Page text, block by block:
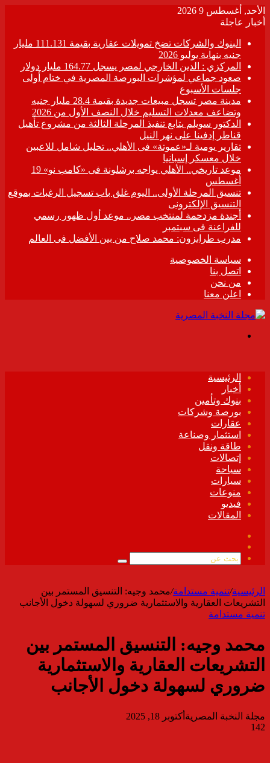
الأحد, أغسطس 9 2026
أخبار عاجلة
البنوك والشركات تضخ تمويلات عقارية بقيمة 111.131 مليار
جنيه بنهاية يوليو 2026
المركزي : الدين الخارجي لمصر يسجل 164.77 مليار دولار
صعود جماعي لمؤشرات البورصة المصرية في ختام أولى
جلسات الأسبوع
مدينة مصر تسجل مبيعات جديدة بقيمة 28.4 مليار جنيه
وتضاعف معدلات التسليم خلال النصف الأول من 2026
الدكتور سويلم يتابع تنفيذ المرحلة الثالثة من مشروع تأهيل
قناطر إدفينا على نهر النيل
تقارير يومية لـ«عموتة» فى الأهلي.. تحليل شامل للاعبين
خلال معسكر إسبانيا
موعد تاريخي.. الأهلي يواجه برشلونة فى «كامب نو» 19
أغسطس
تنسيق المرحلة الأولى.. اليوم غلق باب تسجيل الرغبات بموقع
التنسيق الإلكترونى
أجندة مزدحمة لمنتخب مصر.. موعد أول ظهور رسمي
للفراعنة فى سبتمبر
مدرب طرابزون: محمد صلاح من بين الأفضل فى العالم
سياسة الخصوصية
اتصل بنا
من نحن
اعلن معنا
الرئيسية
أخبار
بنوك وتأمين
بورصة وشركات
عقارات
استثمار وصناعة
طاقة ونقل
إتصالات
سياحة
سيارات
منوعات
فيديو
المقالات
الموقع
بحث
الرئيسية/تنمية مستدامة/محمد وجيه: التنسيق المستمر بين
التشريعات العقارية والاستثمارية ضروري لسهولة دخول الأجانب
تنمية مستدامة
محمد وجيه: التنسيق المستمر بين
التشريعات العقارية والاستثمارية
ضروري لسهولة دخول الأجانب
مجلة النخبة المصرية أكتوبر 18, 2025
142